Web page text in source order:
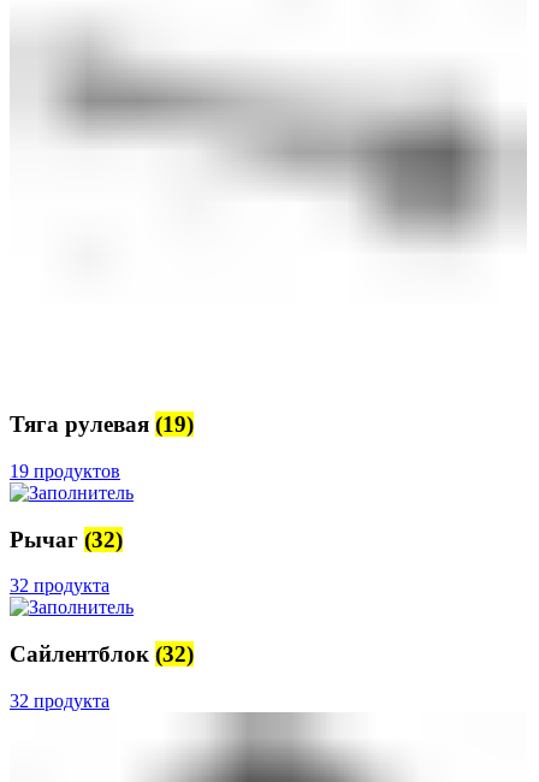
Тяга рулевая (19)
19 продуктов
Рычаг (32)
32 продукта
Сайлентблок (32)
32 продукта